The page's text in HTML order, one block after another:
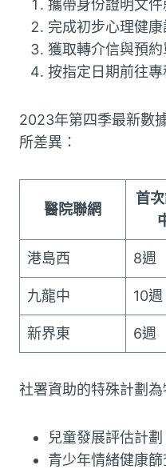
攜帶身份證明文
完成初步心理健
獲取轉介信與預約
按指定日期前往
2023年第四季最新數
所差異：
醫院聯網
首
港島西 8週
九龍中 10週
新界東 6週
社署資助的特殊計劃
兒童發展評估計劃
青少年情緒健康篩